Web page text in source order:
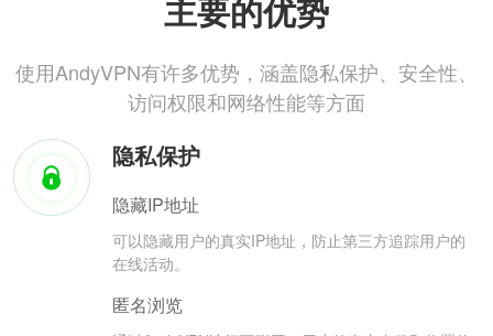
主要的优势
使用AndyVPN有许多优势，涵盖隐私保护、安全性、
访问权限和网络性能等方面
隐私保护
隐藏IP地址
可以隐藏用户的真实IP地址，防止第三方追踪用户的
在线活动。
匿名浏览